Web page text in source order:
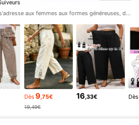
de naviguer
SHEIN CURVE+ s'adresse aux femmes aux formes généreuses, de taille 22-34, avec un large éventail de catégories.
Dès9 ,75€
19,49€
16 ,33€ Dès